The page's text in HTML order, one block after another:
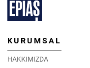
KURUMSAL
HAKKIMIZDA